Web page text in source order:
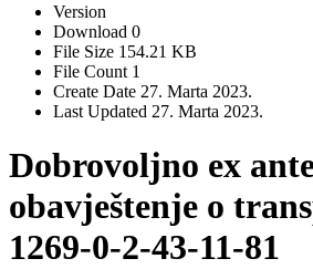
Version
Download 0
File Size 154.21 KB
File Count 1
Create Date 27. Marta 2023.
Last Updated 27. Marta 2023.
Dobrovoljno ex
obavještenje o
1269-0-2-43-11-81